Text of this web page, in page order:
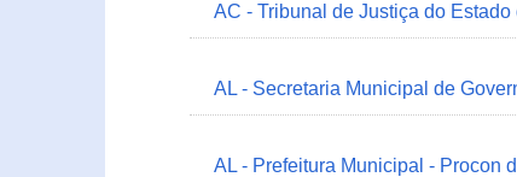
AC - Tribunal de Justiça do Estado
AL - Secretaria Municipal de
AL - Prefeitura Municipal - Procon